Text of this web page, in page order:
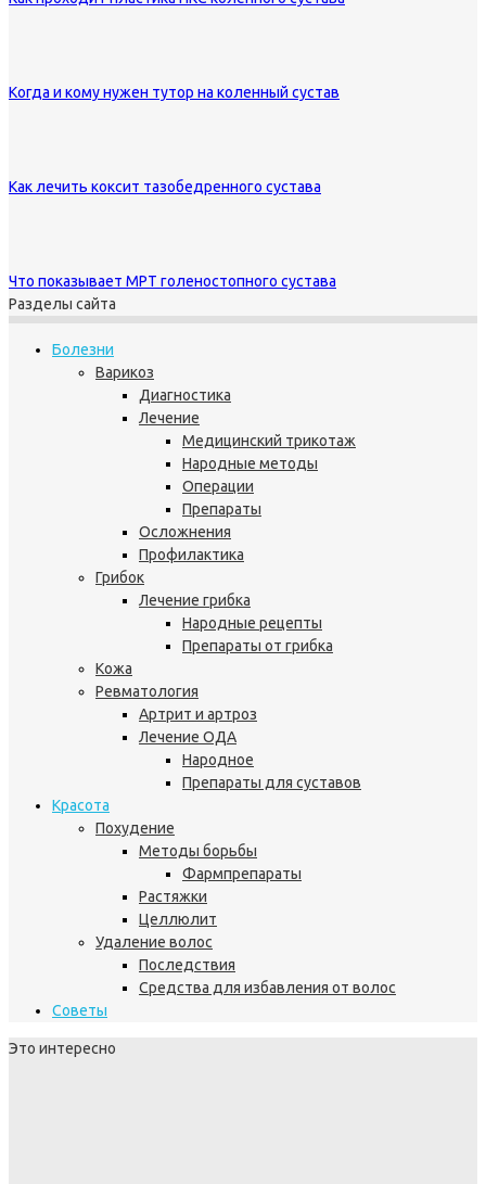
Когда и кому нужен тутор на коленный сустав
Как лечить коксит тазобедренного сустава
Что показывает МРТ голеностопного сустава
Разделы сайта
Болезни
Варикоз
Диагностика
Лечение
Медицинский трикотаж
Народные методы
Операции
Препараты
Осложнения
Профилактика
Грибок
Лечение грибка
Народные рецепты
Препараты от грибка
Кожа
Ревматология
Артрит и артроз
Лечение ОДА
Народное
Препараты для суставов
Красота
Похудение
Методы борьбы
Фармпрепараты
Растяжки
Целлюлит
Удаление волос
Последствия
Средства для избавления от волос
Советы
Это интересно